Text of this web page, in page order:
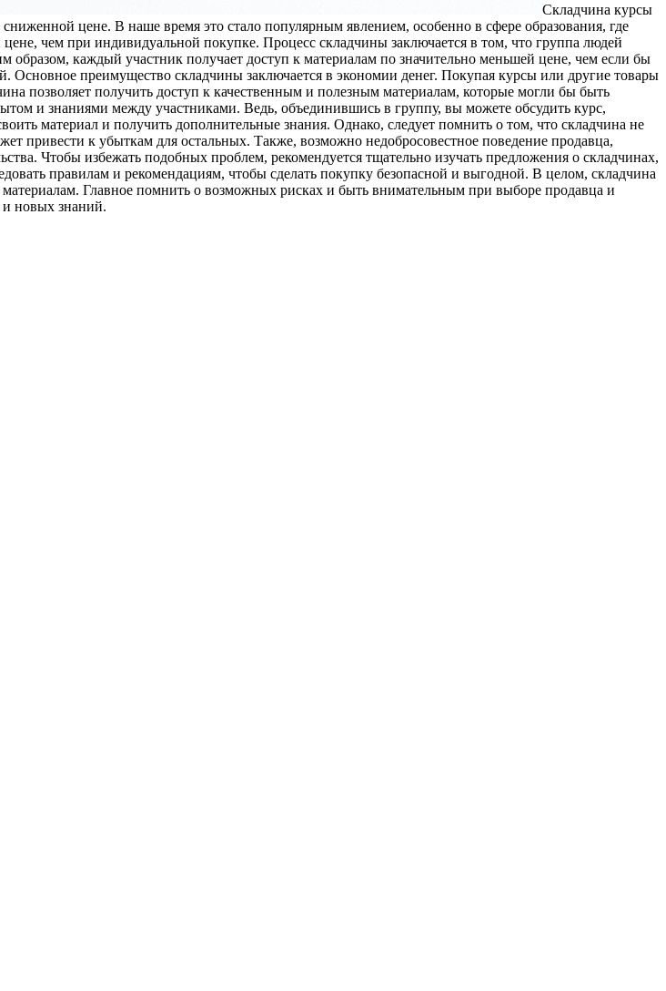
Склaдчинa курсы
цене. В наше время это стало популярным явлением, особенно в сфере образования, где
чем при индивидуальной покупке. Процесс складчины заключается в том, что группа людей
образом, каждый участник получает доступ к материалам по значительно меньшей цене, чем если бы
Основное преимущество складчины заключается в экономии денег. Покупая курсы или другие товары
позволяет получить доступ к качественным и полезным материалам, которые могли бы быть
и знаниями между участниками. Ведь, объединившись в группу, вы можете обсудить курс,
материал и получить дополнительные знания. Однако, следует помнить о том, что складчина не
привести к убыткам для остальных. Также, возможно недобросовестное поведение продавца,
Чтобы избежать подобных проблем, рекомендуется тщательно изучать предложения о складчинах,
правилам и рекомендациям, чтобы сделать покупку безопасной и выгодной. В целом, складчина
Главное помнить о возможных рисках и быть внимательным при выборе продавца и
и новых знаний.